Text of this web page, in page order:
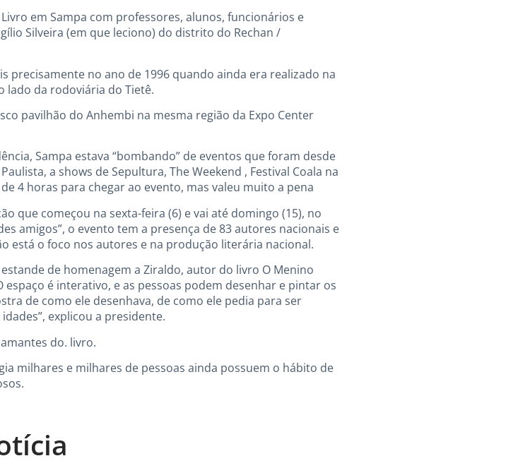
em Sampa com professores, alunos, funcionários e
Silveira (em que leciono) do distrito do Rechan /
precisamente no ano de 1996 quando ainda era realizado na
lado da rodoviária do Tietê.
pavilhão do Anhembi na mesma região da Expo Center
Sampa estava “bombando” de eventos que foram desde
a shows de Sepultura, The Weekend , Festival Coala na
4 horas para chegar ao evento, mas valeu muito a pena
que começou na sexta-feira (6) e vai até domingo (15), no
amigos”, o evento tem a presença de 83 autores nacionais e
está o foco nos autores e na produção literária nacional.
de homenagem a Ziraldo, autor do livro O Menino
é interativo, e as pessoas podem desenhar e pintar os
de como ele desenhava, de como ele pedia para ser
explicou a presidente.
do. livro.
milhares e milhares de pessoas ainda possuem o hábito de